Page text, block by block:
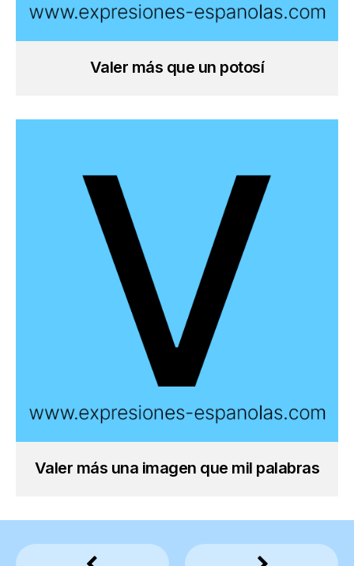
Valer más que un potosí
Valer más una imagen que mil palabras